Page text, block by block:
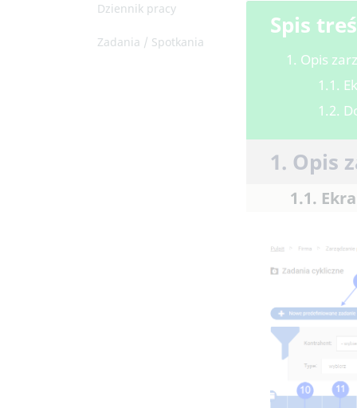
Dziennik pracy
Zadania / Spotkania
Spis
1. Opis
1.1.
1.2.
1. Opis
1.1.